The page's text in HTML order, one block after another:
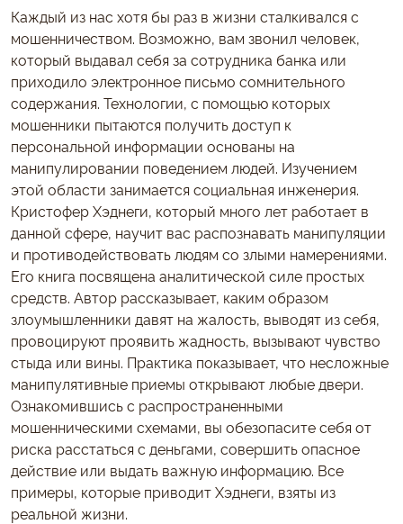
Каждый из нас хотя бы раз в жизни сталкивался с
мошенничеством. Возможно, вам звонил человек,
который выдавал себя за сотрудника банка или
приходило электронное письмо сомнительного
содержания. Технологии, с помощью которых
мошенники пытаются получить доступ к
персональной информации основаны на
манипулировании поведением людей. Изучением
этой области занимается социальная инженерия.
Кристофер Хэднеги, который много лет работает в
данной сфере, научит вас распознавать манипуляции
и противодействовать людям со злыми намерениями.
Его книга посвящена аналитической силе простых
средств. Автор рассказывает, каким образом
злоумышленники давят на жалость, выводят из себя,
провоцируют проявить жадность, вызывают чувство
стыда или вины. Практика показывает, что несложные
манипулятивные приемы открывают любые двери.
Ознакомившись с распространенными
мошенническими схемами, вы обезопасите себя от
риска расстаться с деньгами, совершить опасное
действие или выдать важную информацию. Все
примеры, которые приводит Хэднеги, взяты из
реальной жизни.